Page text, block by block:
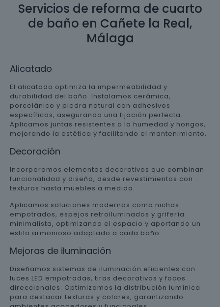
Servicios de reforma de cuarto
de baño en Cañete la Real,
Málaga
Alicatado
El alicatado optimiza la impermeabilidad y
durabilidad del baño. Instalamos cerámica,
porcelánico y piedra natural con adhesivos
específicos, asegurando una fijación perfecta.
Aplicamos juntas resistentes a la humedad y hongos,
mejorando la estética y facilitando el mantenimiento.
Decoración
Incorporamos elementos decorativos que combinan
funcionalidad y diseño, desde revestimientos con
texturas hasta muebles a medida.
Aplicamos soluciones modernas como nichos
empotrados, espejos retroiluminados y grifería
minimalista, optimizando el espacio y aportando un
estilo armonioso adaptado a cada baño.
Mejoras de iluminación
Diseñamos sistemas de iluminación eficientes con
luces LED empotradas, tiras decorativas y focos
direccionales. Optimizamos la distribución lumínica
para destacar texturas y colores, garantizando